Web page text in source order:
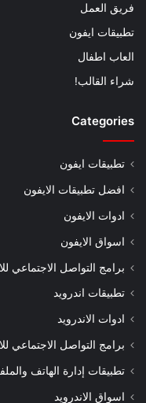
فريق العمل
تطبيقات ايفون
العاب اطفال
شراء القالب!
Categories
تطبيقات ايفون
افضل تطبيقات الايفون
ادوات الايفون
اسواق الايفون
برامج التواصل الاجتماعي
تطبيقات اندرويد
ادوات الاندرويد
برامج التواصل الاجتماعي
تطبيقات إدارة الهاتف
اسواق الاندرويد